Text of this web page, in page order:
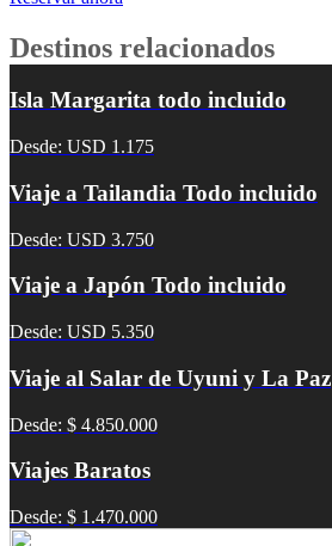
Destinos relacionados
Isla Margarita todo incluido
Desde: USD 1.175
Viaje a Tailandia Todo incluido
Desde: USD 3.750
Viaje a Japón Todo incluido
Desde: USD 5.350
Viaje al Salar de Uyuni y La Paz
Desde: $ 4.850.000
Viajes Baratos
Desde: $ 1.470.000